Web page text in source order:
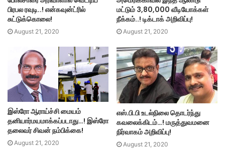
பிரபல ரவுடி..! என்கவுன்ட்ரில்
சுட்டுக்கொலை!
August 21, 2020
மட்டும் 3,80,000 வீடியோக்கள்
நீக்கம்..! டிக்டாக் அறிவிப்பு!
August 21, 2020
இஸ்ரோ ஆராய்ச்சி மையம்
தனியார்மயமாக்கப்படாது…! இஸ்ரோ
தலைவர் சிவன் நம்பிக்கை!
August 21, 2020
எஸ்.பி.பி உடல்நிலை தொடர்ந்து
கவலைக்கிடம்…! மருத்துவமனை
நிர்வாகம் அறிவிப்பு!
August 21, 2020